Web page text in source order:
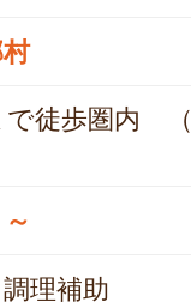
で徒歩圏内
理補助